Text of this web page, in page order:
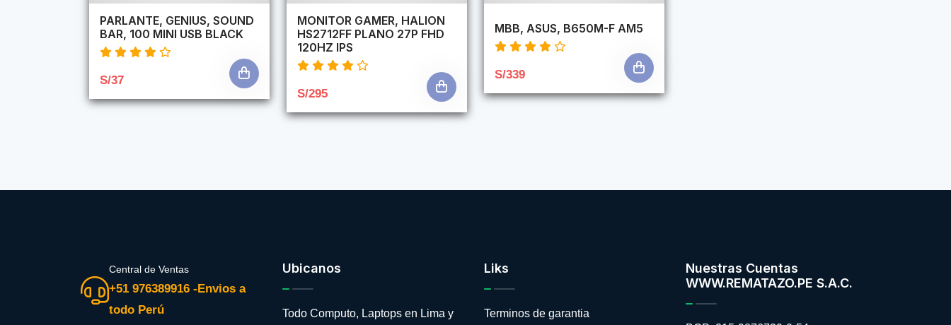
PARLANTE, GENIUS, SOUND
BAR, 100 MINI USB BLACK
S/37
MONITOR GAMER, HALION
HS2712FF PLANO 27P FHD
120HZ IPS
S/295
MBB, ASUS, B650M-F AM5
S/339
Central de Ventas
+51 976389916 -Envios a
todo Perú
Ubicanos
Todo Computo, Laptops en Lima y
Liks
Terminos de garantia
Nuestras Cuentas
WWW.REMATAZO.PE S.A.C.